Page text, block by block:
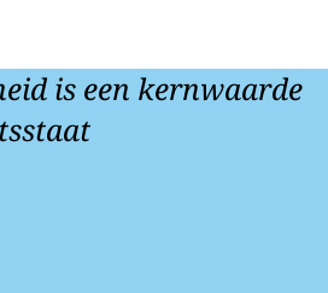
is een kernwaarde